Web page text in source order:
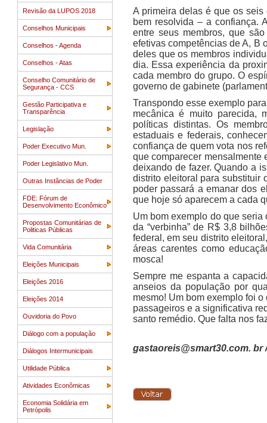
Revisão da LUPOS 2018
Conselhos Municipais
Conselhos - Agenda
Conselhos - Atas
Conselho Comunitário de
Segurança - CCS
Gestão Participativa e
Transparência
Legislação
Poder Executivo Mun.
Poder Legislativo Mun.
Outras Instâncias de Poder
FDE: Fórum de
Desenvolvimento Econômico
Propostas Comunitárias de
Politicas Públicas
Vida Comunitária
Eleições Municipais
Eleições 2016
Eleições 2014
Ouvidoria do Povo
Diálogo com a população
Diálogos Intermunicipais
Utilidade Pública
Atividades Econômicas
Economia Solidária em
Petrópolis
A primeira delas é que os
bem resolvida – a confiança.
entre seus membros, que
efetivas competências de A, B
deles que os membros
dia. Essa experiência da
cada membro do grupo. O
governo de gabinete
Transpondo esse exemplo
mecânica é muito parecida,
políticas distintas. Os
estaduais e federais,
confiança de quem vota nos
que comparecer mensalmente
deixando de fazer. Quando a
distrito eleitoral para substituir
poder passará a emanar dos
que hoje só aparecem a cada
Um bom exemplo do que
da “verbinha” de R$ 3,8
federal, em seu distrito
áreas carentes como
mosca!
Sempre me espanta a
anseios da população por
mesmo! Um bom exemplo foi
passageiros e a significativa
santo remédio. Que falta nos
gastaoreis@smart30.com. br